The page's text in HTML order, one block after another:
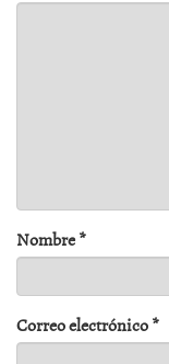
Nombre*
Correo electrónico*